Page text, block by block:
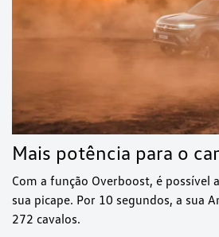
Mais potência para o
Com a função Overboost, é possível
sua picape. Por 10 segundos, a sua
272 cavalos.